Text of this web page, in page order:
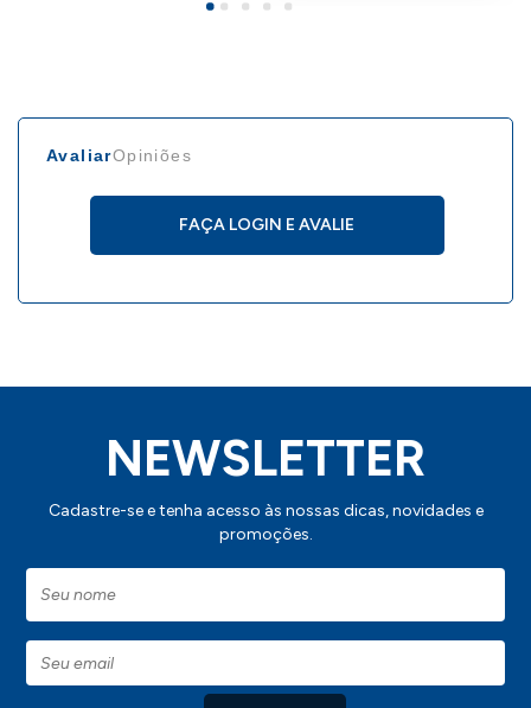
AvaliarOpiniões
FAÇA LOGIN E AVALIE
NEWSLETTER
Cadastre-se e tenha acesso às nossas dicas, novidades e
promoções.